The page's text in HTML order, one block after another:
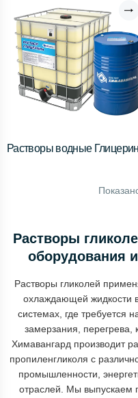
Растворы водные
Растворы
оборудования
Растворы гликолей
охлаждающей жидкости
системах, где требуется
замерзания, перегрева,
Химавангард производит
пропиленгликоля с
промышленности,
отраслей. Мы выпускаем